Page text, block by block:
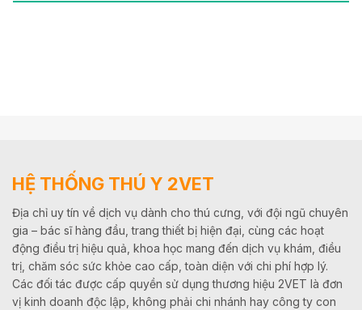
HỆ THỐNG THÚ Y 2VET
Địa chỉ uy tín về dịch vụ dành cho thú cưng, với đội ngũ chuyên
gia – bác sĩ hàng đầu, trang thiết bị hiện đại, cùng các hoạt
động điều trị hiệu quả, khoa học mang đến dịch vụ khám, điều
trị, chăm sóc sức khỏe cao cấp, toàn diện với chi phí hợp lý.
Các đối tác được cấp quyền sử dụng thương hiệu 2VET là đơn
vị kinh doanh độc lập, không phải chi nhánh hay công ty con